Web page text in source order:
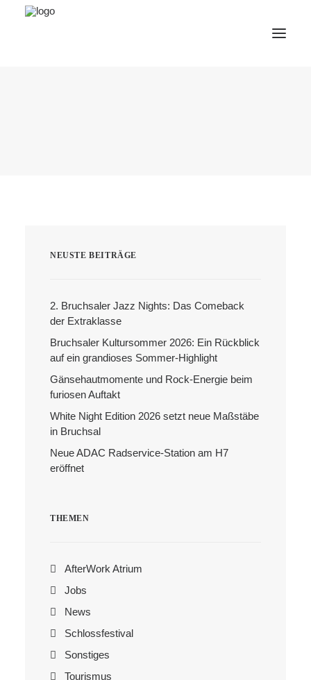
Search
NEUSTE BEITRÄGE
2. Bruchsaler Jazz Nights: Das Comeback
der Extraklasse
Bruchsaler Kultursommer 2026: Ein Rückblick
auf ein grandioses Sommer-Highlight
Gänsehautmomente und Rock-Energie beim
furiosen Auftakt
White Night Edition 2026 setzt neue Maßstäbe
in Bruchsal
Neue ADAC Radservice-Station am H7
eröffnet
THEMEN
AfterWork Atrium
Jobs
News
Schlossfestival
Sonstiges
Tourismus